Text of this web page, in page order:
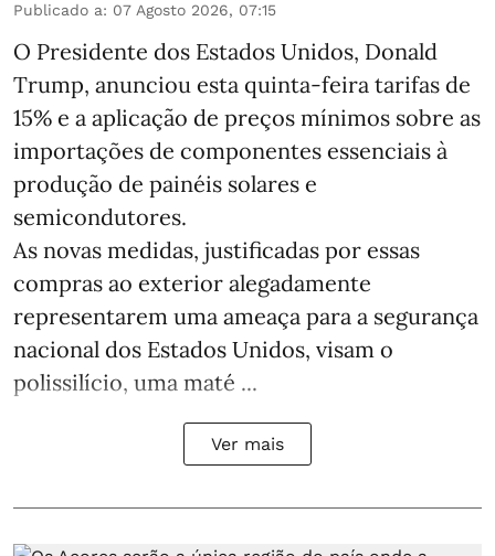
Publicado a: 07 Agosto 2026, 07:15
O Presidente dos Estados Unidos, Donald
Trump, anunciou esta quinta-feira tarifas de
15% e a aplicação de preços mínimos sobre as
importações de componentes essenciais à
produção de painéis solares e
semicondutores.
As novas medidas, justificadas por essas
compras ao exterior alegadamente
representarem uma ameaça para a segurança
nacional dos Estados Unidos, visam o
polissilício, uma maté ...
Ver mais